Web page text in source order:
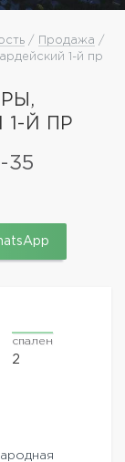
/ Продажа /
1-й пр
1-Й ПР
35
спален
2